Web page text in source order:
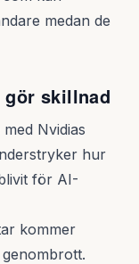
medan de
gör skillnad
Nvidias
hur
för AI-
kommer